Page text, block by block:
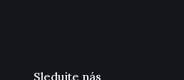
Sledujte nás